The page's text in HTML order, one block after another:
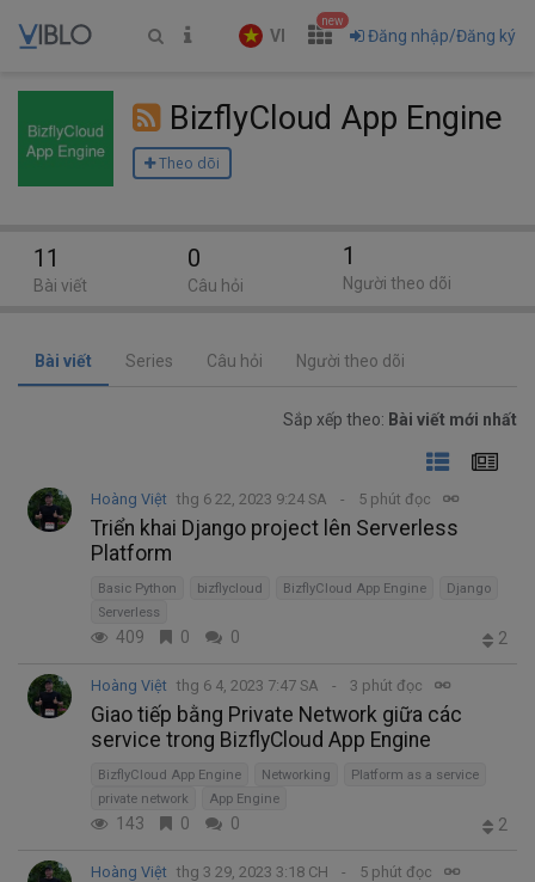
VI
new
Đăng nhập/Đăng ký
BizflyCloud App Engine
Theo dõi
Bài viết Series Câu hỏi Người theo dõi
Sắp xếp theo: Bài viết mới nhất
Hoàng Việt thg 6 22, 2023 9:24 SA 5 phút đọc
Triển khai Django project lên Serverless
Platform
Basic Python bizflycloud BizflyCloud App Engine
Django
Serverless
409 0 0 2
Hoàng Việt thg 6 4, 2023 7:47 SA 3 phút đọc
Giao tiếp bằng Private Network giữa các
service trong BizflyCloud App Engine
BizflyCloud App Engine Networking
Platform as a service
private network
App Engine
143 0 0 2
Hoàng Việt thg 3 29, 2023 3:18 CH 5 phút đọc
11
Bài viết
0
Câu hỏi
1
Người theo dõi